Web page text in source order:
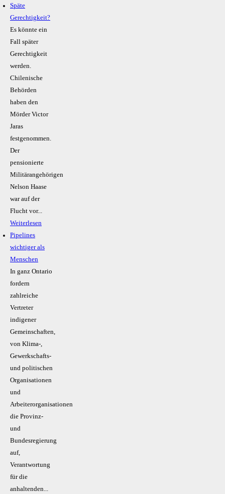
Späte
Gerechtigkeit?
Es könnte ein
Fall später
Gerechtigkeit
werden.
Chilenische
Behörden
haben den
Mörder Victor
Jaras
festgenommen.
Der
pensionierte
Militärangehörigen
Nelson Haase
war auf der
Flucht vor...
Weiterlesen
Pipelines
wichtiger als
Menschen
In ganz Ontario
fordern
zahlreiche
Vertreter
indigener
Gemeinschaften,
von Klima-,
Gewerkschafts-
und politischen
Organisationen
und
Arbeiterorganisationen
die Provinz-
und
Bundesregierung
auf,
Verantwortung
für die
anhaltenden...